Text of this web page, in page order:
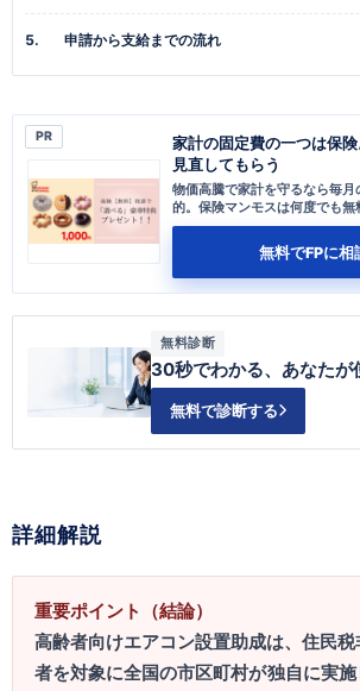
申請から支給までの流れ
PR
家計の固定費の一つは保
見直してもらう
物価高騰で家計を守るなら毎
的。保険マンモスは何度でも無
勧誘がない安心設計です。
無料でFPに相
無料診断
30秒でわかる、あなたが
無料で診断する
詳細解説
重要ポイント（結論）
高齢者向けエアコン設置助成は、住民
者を対象に全国の市区町村が独自に実施